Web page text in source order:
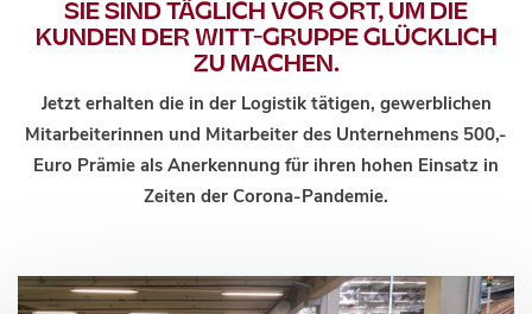
SIE SIND TÄGLICH VOR ORT, UM DIE
KUNDEN DER WITT-GRUPPE GLÜCKLICH
ZU MACHEN.
Jetzt erhalten die in der Logistik tätigen, gewerblichen
Mitarbeiterinnen und Mitarbeiter des Unternehmens 500,-
Euro Prämie als Anerkennung für ihren hohen Einsatz in
Zeiten der Corona-Pandemie.